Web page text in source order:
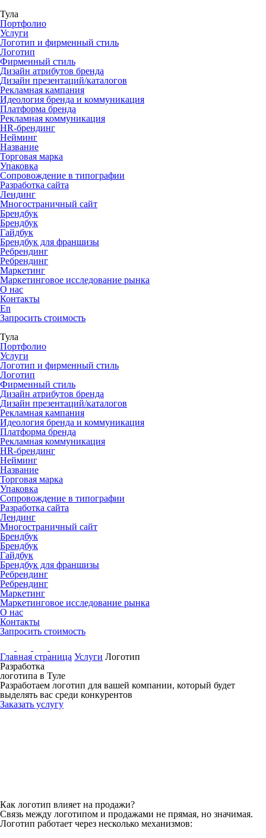
Тула
Портфолио
Услуги
Логотип и фирменный стиль
Логотип
Фирменный стиль
Дизайн атрибутов бренда
Дизайн презентаций/каталогов
Рекламная кампания
Идеология бренда и коммуникация
Платформа бренда
Рекламная коммуникация
HR-брендинг
Нейминг
Название
Торговая марка
Упаковка
Сопровождение в типографии
Разработка сайта
Лендинг
Многостраничный сайт
Брендбук
Брендбук
Гайдбук
Брендбук для франшизы
Ребрендинг
Ребрендинг
Маркетинг
Маркетинговое исследование рынка
О нас
Контакты
En
Запросить стоимость
Тула
Портфолио
Услуги
Логотип и фирменный стиль
Логотип
Фирменный стиль
Дизайн атрибутов бренда
Дизайн презентаций/каталогов
Рекламная кампания
Идеология бренда и коммуникация
Платформа бренда
Рекламная коммуникация
HR-брендинг
Нейминг
Название
Торговая марка
Упаковка
Сопровождение в типографии
Разработка сайта
Лендинг
Многостраничный сайт
Брендбук
Брендбук
Гайдбук
Брендбук для франшизы
Ребрендинг
Ребрендинг
Маркетинг
Маркетинговое исследование рынка
О нас
Контакты
Запросить стоимость
Главная страница Услуги Логотип
Разработка
логотипа в Туле
Разработаем логотип для вашей компании, который будет
выделять вас среди конкурентов
Заказать услугу
Как логотип влияет на продажи?
Связь между логотипом и продажами не прямая, но значимая.
Логотип работает через несколько механизмов: